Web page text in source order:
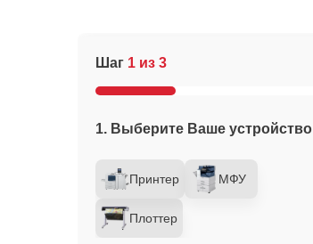
Шаг 1 из 3
1. Выберите Ваше устройство
Принтер МФУ
Плоттер